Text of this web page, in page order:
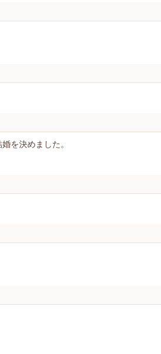
を決めました。